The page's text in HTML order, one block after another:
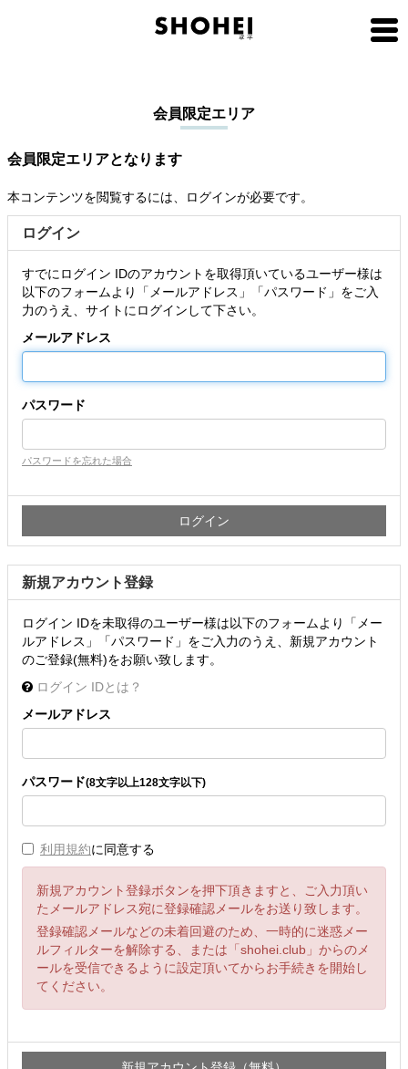
会員限定エリア
会員限定エリアとなります
本コンテンツを閲覧するには、ログインが必要です。
ログイン
すでにログイン IDのアカウントを取得頂いているユーザー様は
以下のフォームより「メールアドレス」「パスワード」をご入
力のうえ、サイトにログインして下さい。
メールアドレス
パスワード
パスワードを忘れた場合
新規アカウント登録
ログイン IDを未取得のユーザー様は以下のフォームより「メー
ルアドレス」「パスワード」をご入力のうえ、新規アカウント
のご登録(無料)をお願い致します。
ログイン IDとは？
メールアドレス
パスワード(8文字以上128文字以下)
利用規約に同意する
新規アカウント登録ボタンを押下頂きますと、ご入力頂い
たメールアドレス宛に登録確認メールをお送り致します。
登録確認メールなどの未着回避のため、一時的に迷惑メー
ルフィルターを解除する、または「shohei.club」からのメ
ールを受信できるように設定頂いてからお手続きを開始し
てください。